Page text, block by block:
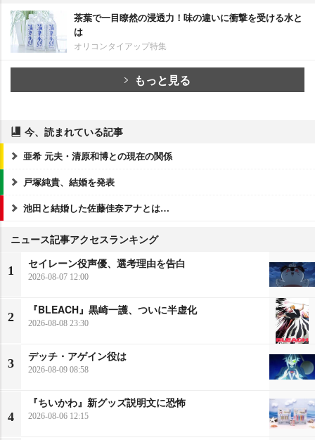
茶葉で一目瞭然の浸透力！味の違いに衝撃を受ける水と
は
オリコンタイアップ特集
もっと見る
今、読まれている記事
亜希 元夫・清原和博との現在の関係
戸塚純貴、結婚を発表
池田と結婚した佐藤佳奈アナとは…
ニュース記事アクセスランキング
1
セイレーン役声優、選考理由を告白
2026-08-07 12:00
2
『BLEACH』黒崎一護、ついに半虚化
2026-08-08 23:30
3
デッチ・アゲイン役は
2026-08-09 08:58
4
『ちいかわ』新グッズ説明文に恐怖
2026-08-06 12:15